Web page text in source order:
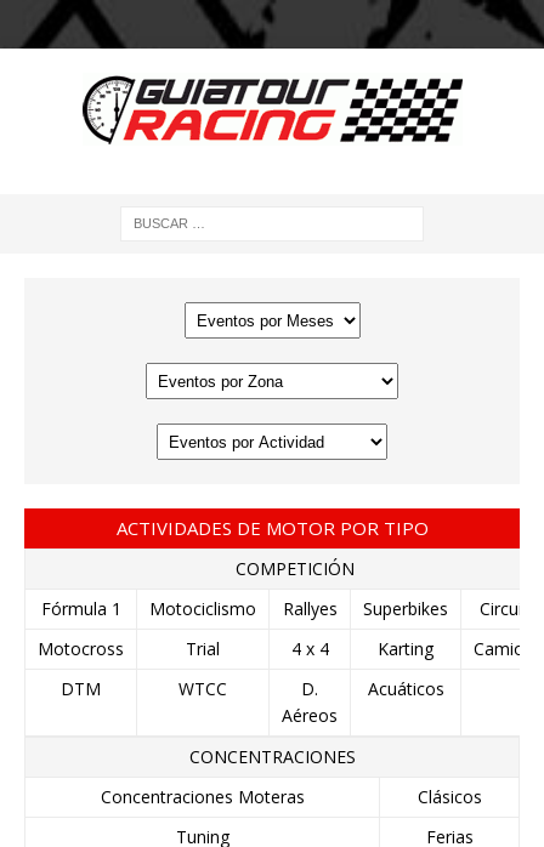
ACTIVIDADES DE MOTOR POR TIPO
COMPETICIÓN
Fórmula 1
Motociclismo Rallyes Superbikes
Motocross
Trial 4 x 4 Karting
DTM
WTCC
D.
Aéreos
Acuáticos
CONCENTRACIONES
Concentraciones Moteras
Clásicos
Tuning
Ferias